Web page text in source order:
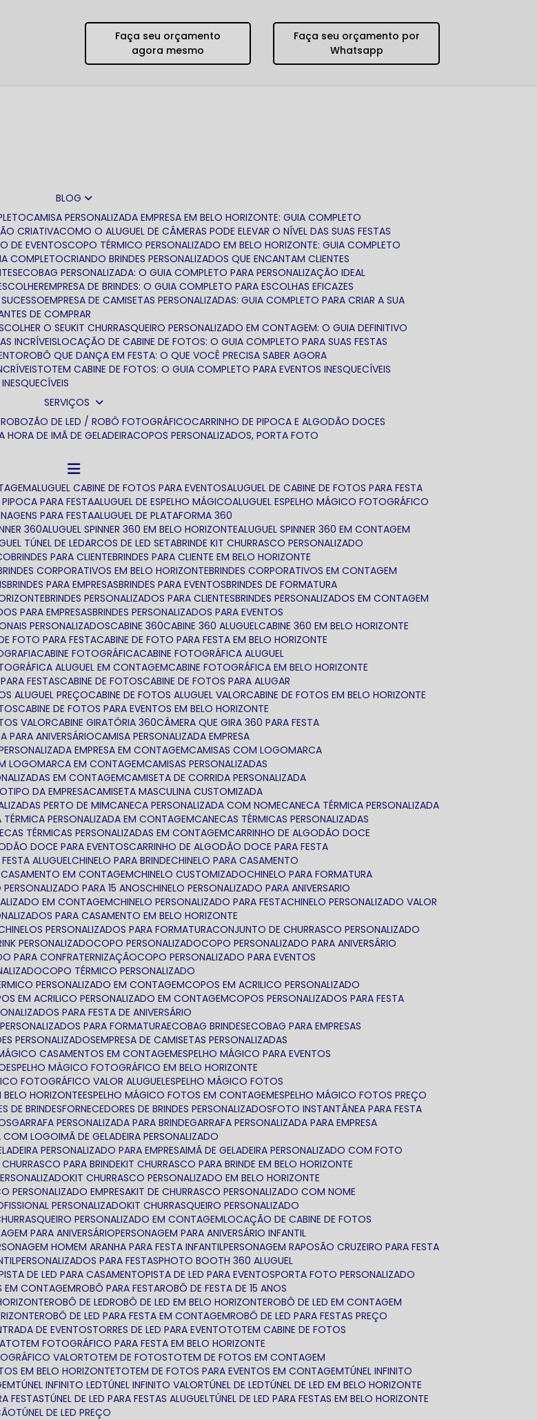
Faça seu orçamento
agora mesmo
Faça seu orçamento por
Whatsapp
BLOG
CAMISA PERSONALIZADA EMPRESA EM BELO HORIZONTE: GUIA COMPLETO
CRIATIVA COMO O ALUGUEL DE CÂMERAS PODE ELEVAR O NÍVEL DAS SUAS FESTAS
DE EVENTOS COPO TÉRMICO PERSONALIZADO EM BELO HORIZONTE: GUIA COMPLETO
COMPLETO CRIANDO BRINDES PERSONALIZADOS QUE ENCANTAM CLIENTES
ECOBAG PERSONALIZADA: O GUIA COMPLETO PARA PERSONALIZAÇÃO IDEAL
EMPRESA DE BRINDES: O GUIA COMPLETO PARA ESCOLHAS EFICAZES
EMPRESA DE CAMISETAS PERSONALIZADAS: GUIA COMPLETO PARA CRIAR A SUA
DE COMPRAR
O SEU KIT CHURRASQUEIRO PERSONALIZADO EM CONTAGEM: O GUIA DEFINITIVO
INCRÍVEIS LOCAÇÃO DE CABINE DE FOTOS: O GUIA COMPLETO PARA SUAS FESTAS
ROBÔ QUE DANÇA EM FESTA: O QUE VOCÊ PRECISA SABER AGORA
TOTEM CABINE DE FOTOS: O GUIA COMPLETO PARA EVENTOS INESQUECÍVEIS
SERVIÇOS
ROBOZÃO DE LED / ROBÔ FOTOGRÁFICO CARRINHO DE PIPOCA E ALGODÃO DOCES
HORA DE IMÃ DE GELADEIRA COPOS PERSONALIZADOS, PORTA FOTO
ALUGUEL CABINE DE FOTOS PARA EVENTOS ALUGUEL DE CABINE DE FOTOS PARA FESTA
PIPOCA PARA FESTA ALUGUEL DE ESPELHO MÁGICO ALUGUEL ESPELHO MÁGICO FOTOGRÁFICO
PARA FESTA ALUGUEL DE PLATAFORMA 360
360 ALUGUEL SPINNER 360 EM BELO HORIZONTE ALUGUEL SPINNER 360 EM CONTAGEM
TÚNEL DE LED ARCOS DE LED SETA BRINDE KIT CHURRASCO PERSONALIZADO
BRINDES PARA CLIENTE BRINDES PARA CLIENTE EM BELO HORIZONTE
BRINDES CORPORATIVOS EM BELO HORIZONTE BRINDES CORPORATIVOS EM CONTAGEM
BRINDES PARA EMPRESAS BRINDES PARA EVENTOS BRINDES DE FORMATURA
BRINDES PERSONALIZADOS PARA CLIENTES BRINDES PERSONALIZADOS EM CONTAGEM
PARA EMPRESAS BRINDES PERSONALIZADOS PARA EVENTOS
PERSONALIZADOS CABINE 360 CABINE 360 ALUGUEL CABINE 360 EM BELO HORIZONTE
DE FOTO PARA FESTA CABINE DE FOTO PARA FESTA EM BELO HORIZONTE
CABINE FOTOGRÁFICA CABINE FOTOGRÁFICA ALUGUEL
ALUGUEL EM CONTAGEM CABINE FOTOGRÁFICA EM BELO HORIZONTE
FESTAS CABINE DE FOTOS CABINE DE FOTOS PARA ALUGAR
ALUGUEL PREÇO CABINE DE FOTOS ALUGUEL VALOR CABINE DE FOTOS EM BELO HORIZONTE
CABINE DE FOTOS PARA EVENTOS EM BELO HORIZONTE
VALOR CABINE GIRATÓRIA 360 CÂMERA QUE GIRA 360 PARA FESTA
PARA ANIVERSÁRIO CAMISA PERSONALIZADA EMPRESA
PERSONALIZADA EMPRESA EM CONTAGEM CAMISAS COM LOGOMARCA
LOGOMARCA EM CONTAGEM CAMISAS PERSONALIZADAS
EM CONTAGEM CAMISETA DE CORRIDA PERSONALIZADA
DA EMPRESA CAMISETA MASCULINA CUSTOMIZADA
PERTO DE MIM CANECA PERSONALIZADA COM NOME CANECA TÉRMICA PERSONALIZADA
TÉRMICA PERSONALIZADA EM CONTAGEM CANECAS TÉRMICAS PERSONALIZADAS
TÉRMICAS PERSONALIZADAS EM CONTAGEM CARRINHO DE ALGODÃO DOCE
DOCE PARA EVENTOS CARRINHO DE ALGODÃO DOCE PARA FESTA
ALUGUEL CHINELO PARA BRINDE CHINELO PARA CASAMENTO
CASAMENTO EM CONTAGEM CHINELO CUSTOMIZADO CHINELO PARA FORMATURA
PERSONALIZADO PARA 15 ANOS CHINELO PERSONALIZADO PARA ANIVERSARIO
EM CONTAGEM CHINELO PERSONALIZADO PARA FESTA CHINELO PERSONALIZADO VALOR
PARA CASAMENTO EM BELO HORIZONTE
CHINELOS PERSONALIZADOS PARA FORMATURA CONJUNTO DE CHURRASCO PERSONALIZADO
PERSONALIZADO COPO PERSONALIZADO COPO PERSONALIZADO PARA ANIVERSÁRIO
PARA CONFRATERNIZAÇÃO COPO PERSONALIZADO PARA EVENTOS
COPO TÉRMICO PERSONALIZADO
PERSONALIZADO EM CONTAGEM COPOS EM ACRILICO PERSONALIZADO
EM ACRILICO PERSONALIZADO EM CONTAGEM COPOS PERSONALIZADOS PARA FESTA
PARA FESTA DE ANIVERSÁRIO
PERSONALIZADOS PARA FORMATURA ECOBAG BRINDES ECOBAG PARA EMPRESAS
PERSONALIZADOS EMPRESA DE CAMISETAS PERSONALIZADAS
MÁGICO CASAMENTOS EM CONTAGEM ESPELHO MÁGICO PARA EVENTOS
ESPELHO MÁGICO FOTOGRÁFICO EM BELO HORIZONTE
FOTOGRÁFICO VALOR ALUGUEL ESPELHO MÁGICO FOTOS
BELO HORIZONTE ESPELHO MÁGICO FOTOS EM CONTAGEM ESPELHO MÁGICO FOTOS PREÇO
DE BRINDES FORNECEDORES DE BRINDES PERSONALIZADOS FOTO INSTANTÂNEA PARA FESTA
GARRAFA PERSONALIZADA PARA BRINDE GARRAFA PERSONALIZADA PARA EMPRESA
COM LOGOIMÃ DE GELADEIRA PERSONALIZADO
PERSONALIZADO PARA EMPRESAIMÃ DE GELADEIRA PERSONALIZADO COM FOTO
CHURRASCO PARA BRINDE KIT CHURRASCO PARA BRINDE EM BELO HORIZONTE
KIT CHURRASCO PERSONALIZADO EM BELO HORIZONTE
PERSONALIZADO EMPRESA KIT DE CHURRASCO PERSONALIZADO COM NOME
PERSONALIZADO KIT CHURRASQUEIRO PERSONALIZADO
PERSONALIZADO EM CONTAGEM LOCAÇÃO DE CABINE DE FOTOS
PARA ANIVERSÁRIO PERSONAGEM PARA ANIVERSÁRIO INFANTIL
HOMEM ARANHA PARA FESTA INFANTIL PERSONAGEM RAPOSÃO CRUZEIRO PARA FESTA
PERSONALIZADOS PARA FESTAS PHOTO BOOTH 360 ALUGUEL
PISTA DE LED PARA CASAMENTO PISTA DE LED PARA EVENTOS PORTA FOTO PERSONALIZADO
EM CONTAGEM ROBÔ PARA FESTA ROBÔ DE FESTA DE 15 ANOS
ROBÔ DE LED ROBÔ DE LED EM BELO HORIZONTE ROBÔ DE LED EM CONTAGEM
ROBÔ DE LED PARA FESTA EM CONTAGEM ROBÔ DE LED PARA FESTAS PREÇO
DE EVENTOS TORRES DE LED PARA EVENTO TOTEM CABINE DE FOTOS
TOTEM FOTOGRÁFICO PARA FESTA EM BELO HORIZONTE
VALOR TOTEM DE FOTOS TOTEM DE FOTOS EM CONTAGEM
EM BELO HORIZONTE TOTEM DE FOTOS PARA EVENTOS EM CONTAGEM TÚNEL INFINITO
TÚNEL INFINITO LED TÚNEL INFINITO VALOR TÚNEL DE LED TÚNEL DE LED EM BELO HORIZONTE
FESTAS TÚNEL DE LED PARA FESTAS ALUGUEL TÚNEL DE LED PARA FESTAS EM BELO HORIZONTE
TÚNEL DE LED PREÇO